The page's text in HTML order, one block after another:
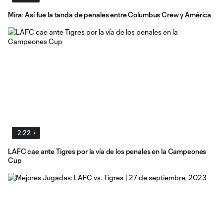
Mira: Así fue la tanda de penales entre Columbus Crew y América
2:22
LAFC cae ante Tigres por la vía de los penales en la Campeones
Cup